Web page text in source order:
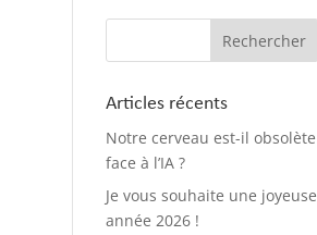
Articles récents
Notre cerveau est-il obsolète
face à l’IA ?
Je vous souhaite une joyeuse
année 2026 !